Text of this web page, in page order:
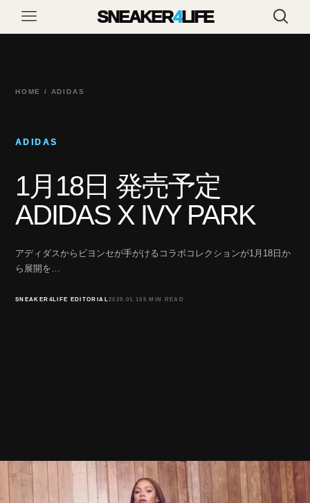
SNEAKER4LIFE
HOME / ADIDAS
ADIDAS
1月18日 発売予定
ADIDAS X IVY PARK
アディダスからビヨンセが手がけるコラボコレクションが1月18日か
ら展開を…
SNEAKER4LIFE EDITORIAL2020.01.15 5 MIN READ